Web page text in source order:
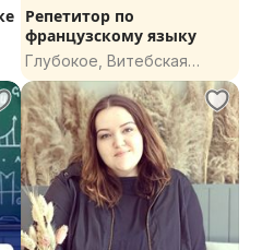
человек
35 р/ч
Репетитор по
французскому языку
Глубокое, Витебская
область